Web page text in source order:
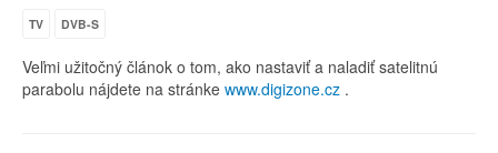
TV DVB-S
Veľmi užitočný článok o tom, ako nastaviť a naladiť satelitnú
parabolu nájdete na stránke www.digizone.cz .